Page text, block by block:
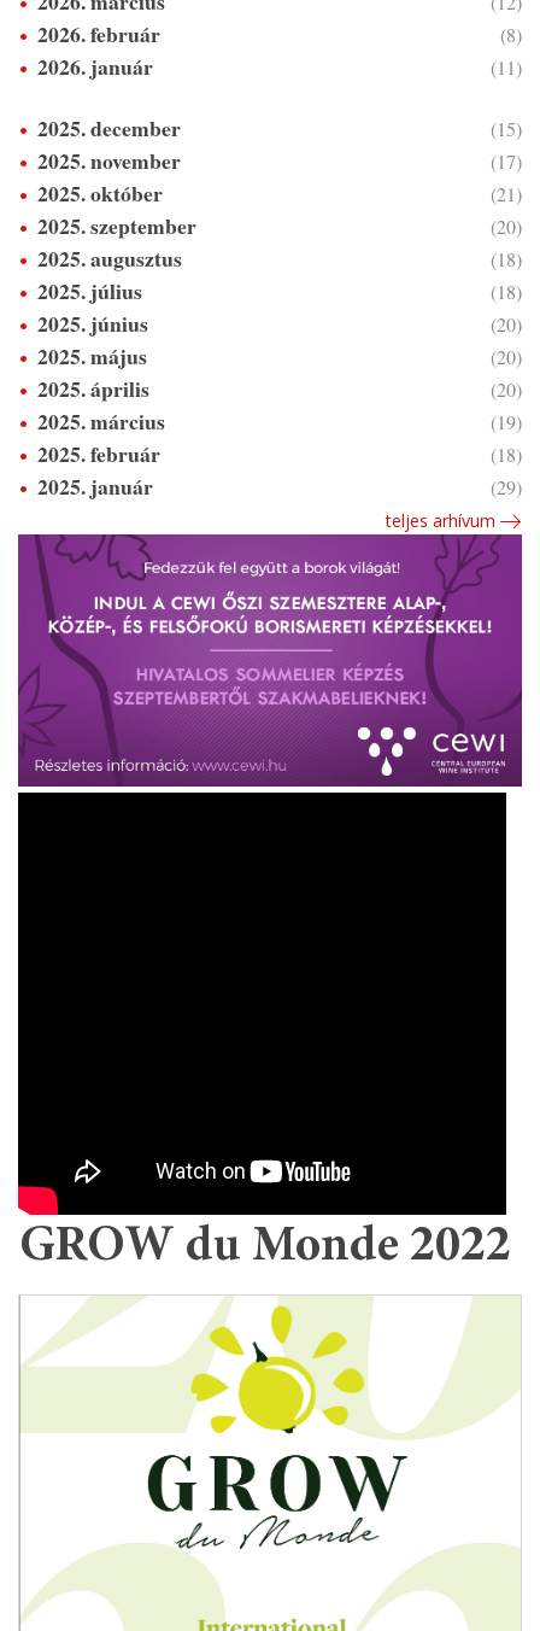
2026. február (8)
2026. január (11)
2025. december (15)
2025. november (17)
2025. október (21)
2025. szeptember (20)
2025. augusztus (18)
2025. július (18)
2025. június (20)
2025. május (20)
2025. április (20)
2025. március (19)
2025. február (18)
2025. január (29)
teljes arhívum
GROW du Monde 2022